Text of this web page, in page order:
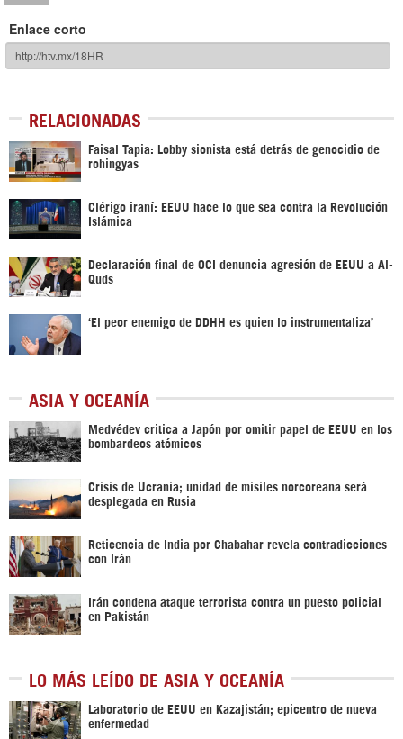
Enlace corto
RELACIONADAS
Faisal Tapia: Lobby sionista está detrás de genocidio de
rohingyas
Clérigo iraní: EEUU hace lo que sea contra la Revolución
Islámica
Declaración final de OCI denuncia agresión de EEUU a Al-
Quds
‘El peor enemigo de DDHH es quien lo instrumentaliza’
ASIA Y OCEANÍA
Medvédev critica a Japón por omitir papel de EEUU en los
bombardeos atómicos
Crisis de Ucrania; unidad de misiles norcoreana será
desplegada en Rusia
Reticencia de India por Chabahar revela contradicciones
con Irán
Irán condena ataque terrorista contra un puesto policial
en Pakistán
LO MÁS LEÍDO DE ASIA Y OCEANÍA
Laboratorio de EEUU en Kazajistán; epicentro de nueva
enfermedad